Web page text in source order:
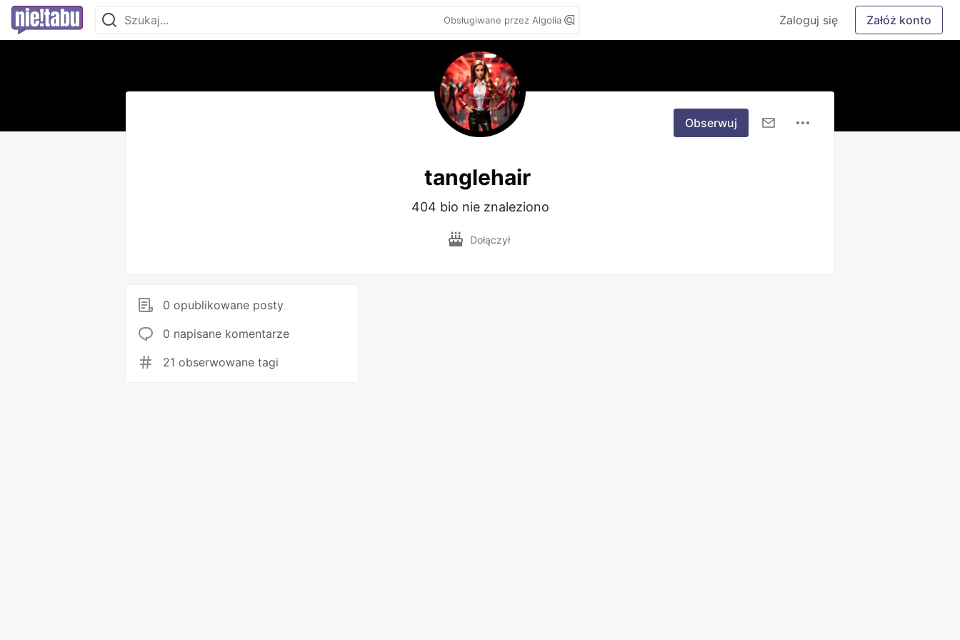
Obsługiwane przez Algolia Zaloguj się Załóż konto
Obserwuj
tanglehair
404 bio nie znaleziono
Dołączył
0 opublikowane posty
0 napisane komentarze
21 obserwowane tagi